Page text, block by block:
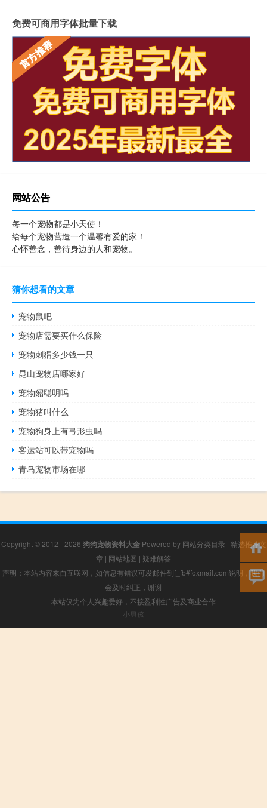
免费可商用字体批量下载
网站公告
每一个宠物都是小天使！
给每个宠物营造一个温馨有爱的家！
心怀善念，善待身边的人和宠物。
猜你想看的文章
宠物鼠吧
宠物店需要买什么保险
宠物刺猬多少钱一只
昆山宠物店哪家好
宠物貂聪明吗
宠物猪叫什么
宠物狗身上有弓形虫吗
客运站可以带宠物吗
青岛宠物市场在哪
Copyright © 2012 - 2026 狗狗宠物资料大全Powered by 网站分类目录 | 精选推荐文
章 | 网站地图 | 疑难解答
声明：本站内容来自互联网，如信息有错误可发邮件到f_fb#foxmail.com说明，我们
会及时纠正，谢谢
本站仅为个人兴趣爱好，不接盈利性广告及商业合作
小男孩